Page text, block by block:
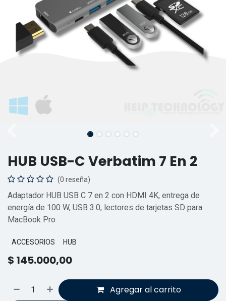
HUB USB-C Verbatim 7 En 2
(0 reseña)
Adaptador HUB USB C 7 en 2 con HDMI 4K, entrega de
energía de 100 W, USB 3.0, lectores de tarjetas SD para
MacBook Pro
ACCESORIOS HUB
$ 145.000,00
Agregar al carrito